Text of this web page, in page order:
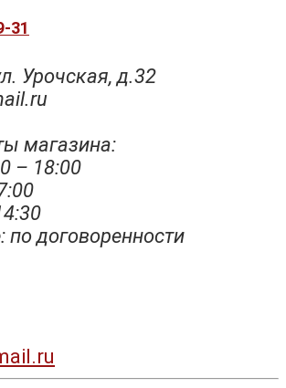
31
Урочская, д.32
магазина:
– 18:00
по договоренности